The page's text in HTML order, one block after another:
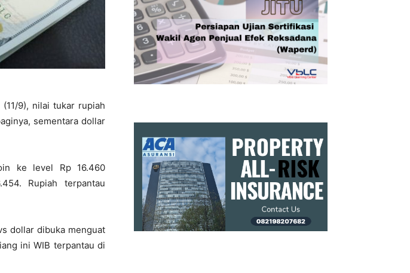
9), nilai tukar rupiah
sementara dollar
ke level Rp 16.460
Rupiah terpantau
dollar dibuka menguat
ini WIB terpantau di